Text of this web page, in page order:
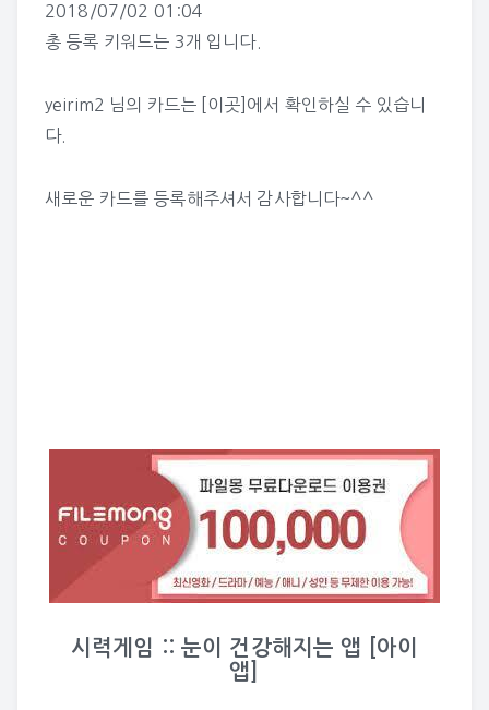
2018/07/02 01:04
총 등록 키워드는 3개 입니다.
yeirim2 님의 카드는 [이곳] 에서 확인하실 수 있습니
다.
새로운 카드를 등록해주셔서 감사합니다~^^
시력게임 :: 눈이 건강해지는 앱 [아이
앱]